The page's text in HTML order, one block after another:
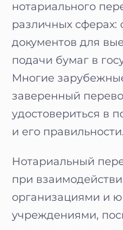
нотариального
различных сферах:
документов для
подачи бумаг в
Многие
заверенный
удостовериться в
и его правильности.
Нотариальный
при
организациями и
учреждениями,